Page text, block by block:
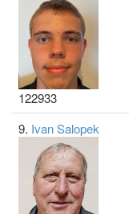
122933
9. Ivan Salopek